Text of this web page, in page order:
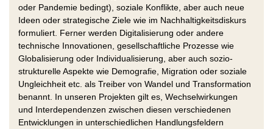
oder Pandemie bedingt), soziale Konflikte, aber auch neue
Ideen oder strategische Ziele wie im Nachhaltigkeitsdiskurs
formuliert. Ferner werden Digitalisierung oder andere
technische Innovationen, gesellschaftliche Prozesse wie
Globalisierung oder Individualisierung, aber auch sozio-
strukturelle Aspekte wie Demografie, Migration oder soziale
Ungleichheit etc. als Treiber von Wandel und Transformation
benannt. In unseren Projekten gilt es, Wechselwirkungen
und Interdependenzen zwischen diesen verschiedenen
Entwicklungen in unterschiedlichen Handlungsfeldern